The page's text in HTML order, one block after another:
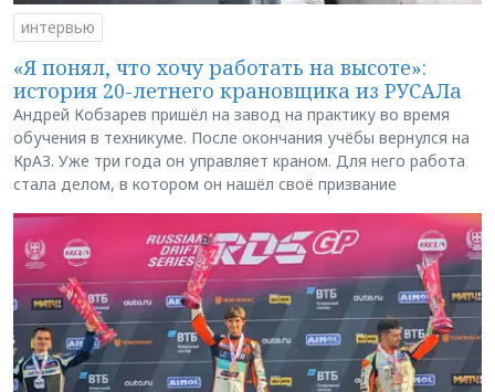
интервью
«Я понял, что хочу работать на высоте»:
история 20-летнего крановщика из РУСАЛа
Андрей Кобзарев пришёл на завод на практику во время
обучения в техникуме. После окончания учёбы вернулся на
КрАЗ. Уже три года он управляет краном. Для него работа
стала делом, в котором он нашёл своё призвание